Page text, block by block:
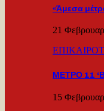
«Άμεσα
21
ΜΕΤΡΟ 11
15